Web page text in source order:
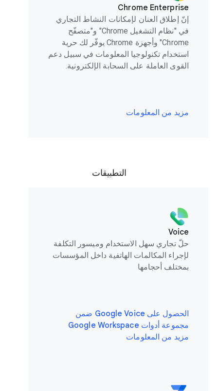
Chrome Enterprise
إنّ إطلاق العنان لإمكانات النشاط التجاري
في "نظام التشغيل Chrome" و"متصفّح
Chrome" وأجهزة Chrome يوفّر لك حرية
استخدام تكنولوجيا المعلومات في سبيل دعم
القوى العاملة على السحابة الإلكترونية.
مزيد من المعلومات
التطبيقات
Voice
حلّ تجاري سهل الاستخدام وميسور التكلفة
لإجراء المكالمات الهاتفية داخل المؤسسات
بمختلف أحجامها
الحصول على Google Voice ضمن
مجموعة أدوات Google Workspace
مزيد من المعلومات